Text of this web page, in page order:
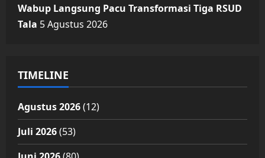
Wabup Langsung Pacu Transformasi Tiga RSUD
Tala 5 Agustus 2026
TIMELINE
Agustus 2026(12)
Juli 2026(53)